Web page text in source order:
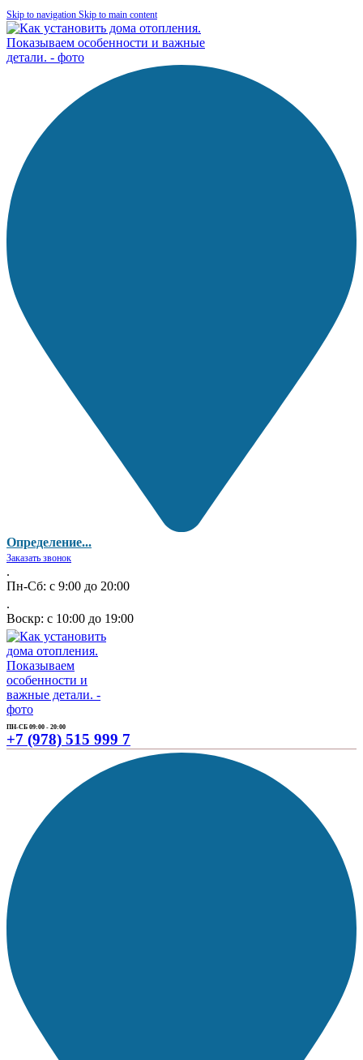
Skip to navigation Skip to main content
Определение...
Заказать звонок
.
Пн-Сб: с 9:00 до 20:00
.
Воскр: с 10:00 до 19:00
ПН-СБ 09:00 - 20:00
+7 (978) 515 999 7